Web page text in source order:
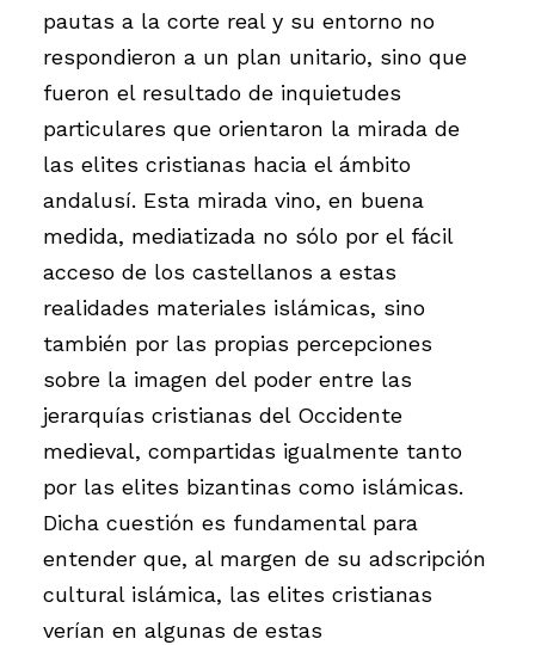
pautas a la corte real y su entorno no
respondieron a un plan unitario, sino que
fueron el resultado de inquietudes
particulares que orientaron la mirada de
las elites cristianas hacia el ámbito
andalusí. Esta mirada vino, en buena
medida, mediatizada no sólo por el fácil
acceso de los castellanos a estas
realidades materiales islámicas, sino
también por las propias percepciones
sobre la imagen del poder entre las
jerarquías cristianas del Occidente
medieval, compartidas igualmente tanto
por las elites bizantinas como islámicas.
Dicha cuestión es fundamental para
entender que, al margen de su adscripción
cultural islámica, las elites cristianas
verían en algunas de estas